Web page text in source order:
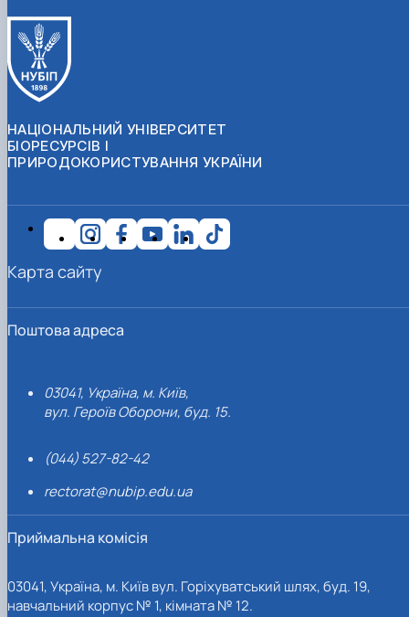
НАЦІОНАЛЬНИЙ УНІВЕРСИТЕТ
БІОРЕСУРСІВ І
ПРИРОДОКОРИСТУВАННЯ УКРАЇНИ
Поштова адреса
03041, Україна, м. Київ,
вул. Героїв Оборони, буд. 15.
(044) 527-82-42
rectorat@nubip.edu.ua
Приймальна комісія
03041, Україна, м. Київ вул. Горіхуватський шлях, буд. 19,
навчальний корпус № 1, кімната № 12.
Карта сайту